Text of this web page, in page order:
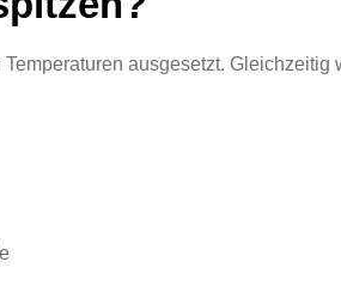
ausgesetzt.